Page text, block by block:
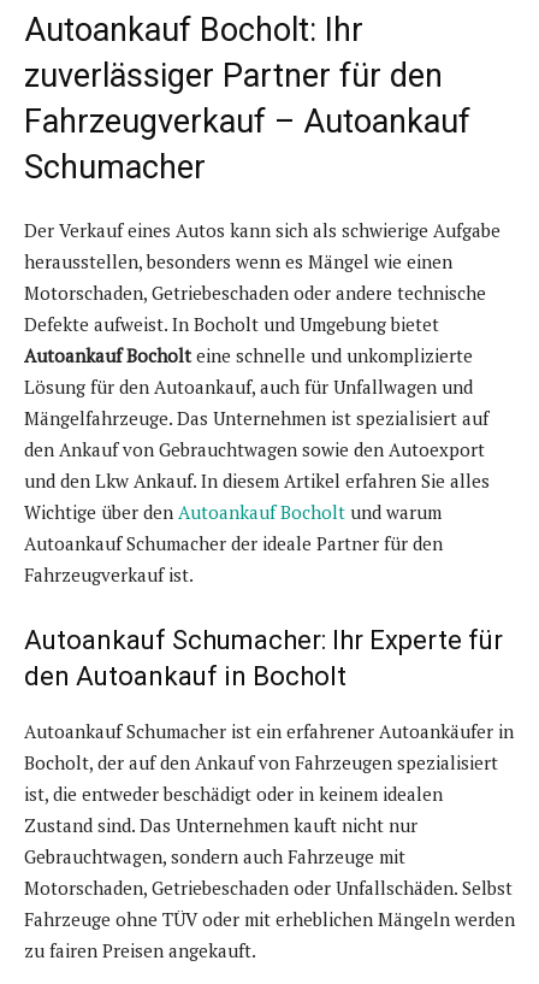
Autoankauf Bocholt: Ihr
zuverlässiger Partner für den
Fahrzeugverkauf – Autoankauf
Schumacher
Der Verkauf eines Autos kann sich als schwierige Aufgabe
herausstellen, besonders wenn es Mängel wie einen
Motorschaden, Getriebeschaden oder andere technische
Defekte aufweist. In Bocholt und Umgebung bietet
Autoankauf Bocholteine schnelle und unkomplizierte
Lösung für den Autoankauf, auch für Unfallwagen und
Mängelfahrzeuge. Das Unternehmen ist spezialisiert auf
den Ankauf von Gebrauchtwagen sowie den Autoexport
und den Lkw Ankauf. In diesem Artikel erfahren Sie alles
Wichtige über den Autoankauf Bocholt und warum
Autoankauf Schumacher der ideale Partner für den
Fahrzeugverkauf ist.
Autoankauf Schumacher: Ihr Experte für
den Autoankauf in Bocholt
Autoankauf Schumacher ist ein erfahrener Autoankäufer in
Bocholt, der auf den Ankauf von Fahrzeugen spezialisiert
ist, die entweder beschädigt oder in keinem idealen
Zustand sind. Das Unternehmen kauft nicht nur
Gebrauchtwagen, sondern auch Fahrzeuge mit
Motorschaden, Getriebeschaden oder Unfallschäden. Selbst
Fahrzeuge ohne TÜV oder mit erheblichen Mängeln werden
zu fairen Preisen angekauft.